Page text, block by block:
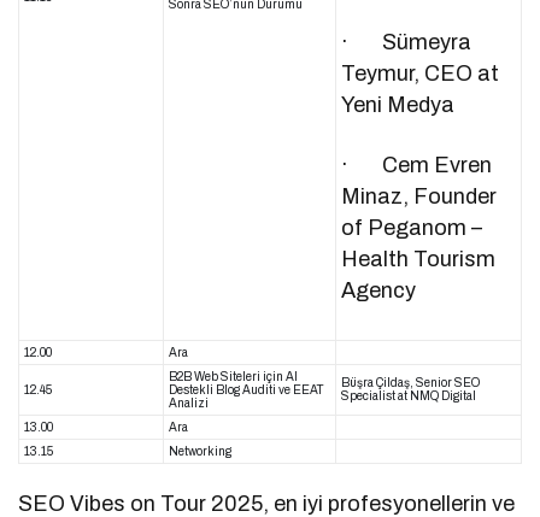
Sonra SEO’nun Durumu
· Sümeyra
Teymur, CEO at
Yeni Medya
· Cem Evren
Minaz, Founder
of Peganom –
Health Tourism
Agency
12.00 Ara
12.45
B2B Web Siteleri için Al
Destekli Blog Auditi ve EEAT
Analizi
Büşra Çildaş, Senior SEO
Specialist at NMQ Digital
13.00
Ara
13.15
Networking
SEO Vibes on Tour 2025, en iyi profesyonellerin ve